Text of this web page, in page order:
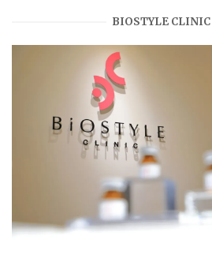
BIOSTYLE CLINIC